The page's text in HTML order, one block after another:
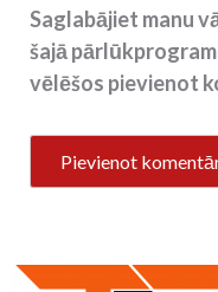
Saglabājiet manu
šajā
vēlēšos pievienot